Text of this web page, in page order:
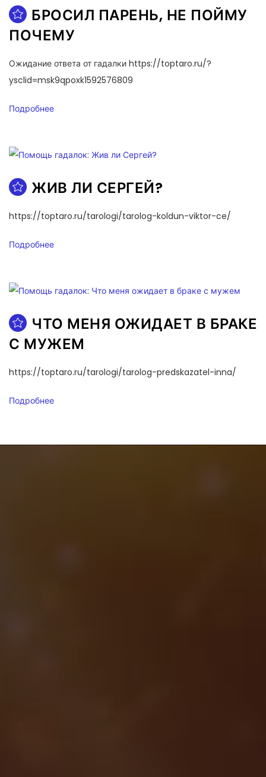
БРОСИЛ ПАРЕНЬ, НЕ ПОЙМУ
ПОЧЕМУ
Ожидание ответа от гадалки https://toptaro.ru/?
ysclid=msk9qpoxk1592576809
Подробнее
ЖИВ ЛИ СЕРГЕЙ?
https://toptaro.ru/tarologi/tarolog-koldun-viktor-ce/
Подробнее
ЧТО МЕНЯ ОЖИДАЕТ В БРАКЕ
С МУЖЕМ
https://toptaro.ru/tarologi/tarolog-predskazatel-inna/
Подробнее